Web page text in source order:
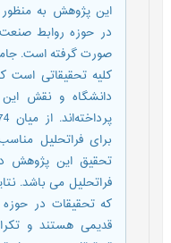
این پژوهش به منظور
در حوزه روابط
صورت گرفته است.
کلیه تحقیقاتی است
دانشگاه و نقش این
برای فراتحلیل
تحقیق این پژوهش
فراتحلیل می باشد.
که تحقیقات در
قدیمی هستند و